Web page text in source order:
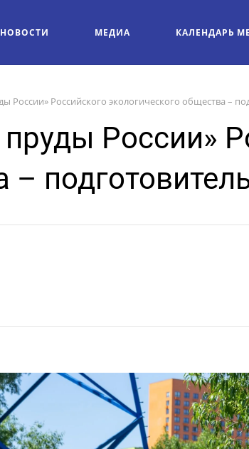
НОВОСТИ МЕДИА КАЛЕНДАРЬ
России» Российского экологического общества –
России»
–